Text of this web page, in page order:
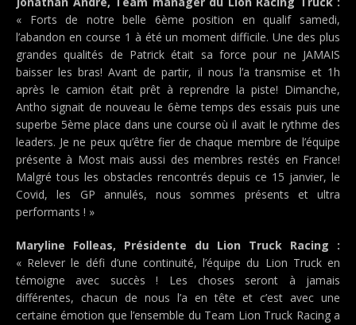
« Forts de notre belle 6ème position en qualif samedi,
l’abandon en course 1 à été un moment difficile. Une des plus
grandes qualités de Patrick était sa force pour ne JAMAIS
baisser les bras! Avant de partir, il nous l’a transmise et 1h
après le camion était prêt à reprendre la piste! Dimanche,
Antho signait de nouveau le 6ème temps des essais puis une
superbe 5ème place dans une course où il avait le rythme des
leaders. Je ne peux qu’être fier de chaque membre de l’équipe
présente à Most mais aussi des membres restés en France!
Malgré tous les obstacles rencontrés depuis ce 15 janvier, le
Covid, les GP annulés, nous sommes présents et ultra
performants ! »
Maryline Folleas, Présidente du Lion Truck Racing :
« Relever le défi d’une continuité, l’équipe du Lion Truck en
témoigne avec succès ! Les choses seront à jamais
différentes, chacun de nous l’a en tête et c’est avec une
certaine émotion que l’ensemble du Team Lion Truck Racing a